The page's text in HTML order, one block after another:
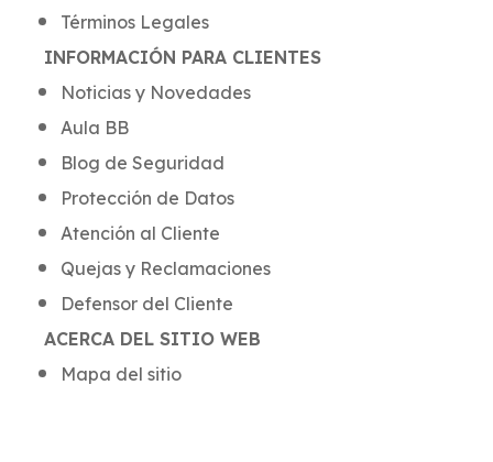
Términos Legales
INFORMACIÓN PARA CLIENTES
Noticias y Novedades
Aula BB
Blog de Seguridad
Protección de Datos
Atención al Cliente
Quejas y Reclamaciones
Defensor del Cliente
ACERCA DEL SITIO WEB
Mapa del sitio